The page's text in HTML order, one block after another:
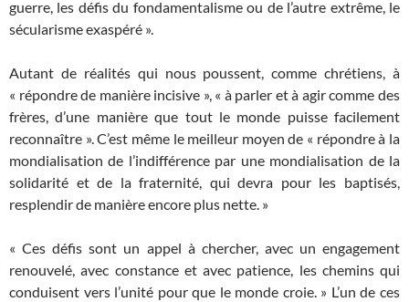
guerre, les défis du fondamentalisme ou de l’autre extrême, le
sécularisme exaspéré ».
Autant de réalités qui nous poussent, comme chrétiens, à
« répondre de manière incisive », « à parler et à agir comme des
frères, d’une manière que tout le monde puisse facilement
reconnaître ». C’est même le meilleur moyen de « répondre à la
mondialisation de l’indifférence par une mondialisation de la
solidarité et de la fraternité, qui devra pour les baptisés,
resplendir de manière encore plus nette. »
« Ces défis sont un appel à chercher, avec un engagement
renouvelé, avec constance et avec patience, les chemins qui
conduisent vers l’unité pour que le monde croie. » L’un de ces